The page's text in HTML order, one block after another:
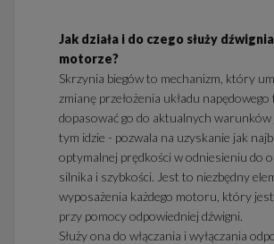
Jak działa i do czego służy
motorze?
Skrzynia biegów to mechanizm, który
zmianę przełożenia układu napędowego
dopasować go do aktualnych warunków
tym idzie - pozwala na uzyskanie jak
optymalnej prędkości w odniesieniu do
silnika i szybkości. Jest to niezbędny
wyposażenia każdego motoru, który
przy pomocy odpowiedniej dźwigni.
Służy ona do włączania i wyłączania